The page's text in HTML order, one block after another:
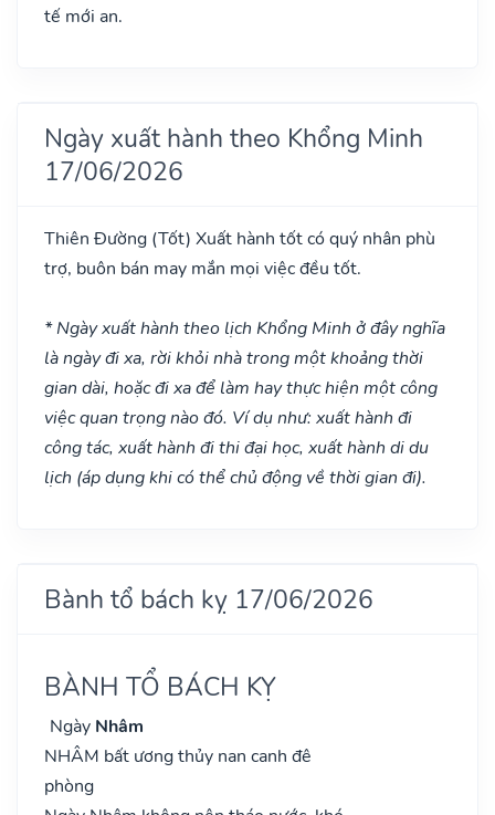
tế mới an.
Ngày xuất hành theo Khổng Minh
17/06/2026
Thiên Đường (Tốt) Xuất hành tốt có quý nhân phù
trợ, buôn bán may mắn mọi việc đều tốt.
* Ngày xuất hành theo lịch Khổng Minh ở đây nghĩa
là ngày đi xa, rời khỏi nhà trong một khoảng thời
gian dài, hoặc đi xa để làm hay thực hiện một công
việc quan trọng nào đó. Ví dụ như: xuất hành đi
công tác, xuất hành đi thi đại học, xuất hành di du
lịch (áp dụng khi có thể chủ động về thời gian đi).
Bành tổ bách kỵ 17/06/2026
BÀNH TỔ BÁCH KỴ
Ngày Nhâm
NHÂM bất ương thủy nan canh đê
phòng